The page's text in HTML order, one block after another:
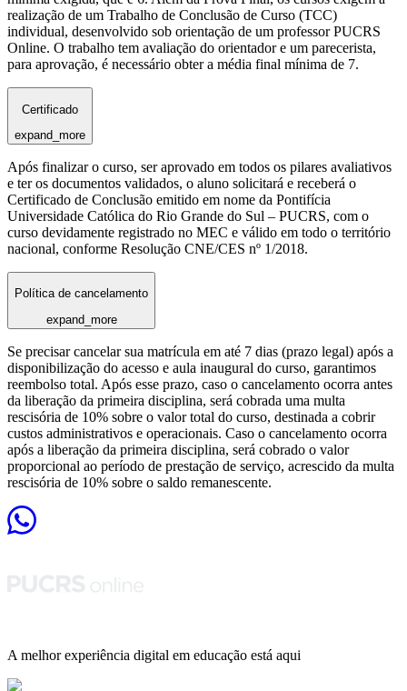
realização de um Trabalho de Conclusão de Curso (TCC)
individual, desenvolvido sob orientação de um professor PUCRS
Online. O trabalho tem avaliação do orientador e um parecerista,
para aprovação, é necessário obter a média final mínima de 7.
Certificado
expand_more
Após finalizar o curso, ser aprovado em todos os pilares avaliativos
e ter os documentos validados, o aluno solicitará e receberá o
Certificado de Conclusão emitido em nome da Pontifícia
Universidade Católica do Rio Grande do Sul – PUCRS, com o
curso devidamente registrado no MEC e válido em todo o território
nacional, conforme Resolução CNE/CES nº 1/2018.
Política de cancelamento
expand_more
Se precisar cancelar sua matrícula em até 7 dias (prazo legal) após a
disponibilização do acesso e aula inaugural do curso, garantimos
reembolso total. Após esse prazo, caso o cancelamento ocorra antes
da liberação da primeira disciplina, será cobrada uma multa
rescisória de 10% sobre o valor total do curso, destinada a cobrir
custos administrativos e operacionais. Caso o cancelamento ocorra
após a liberação da primeira disciplina, será cobrado o valor
proporcional ao período de prestação de serviço, acrescido da multa
rescisória de 10% sobre o saldo remanescente.
A melhor experiência digital em educação está aqui